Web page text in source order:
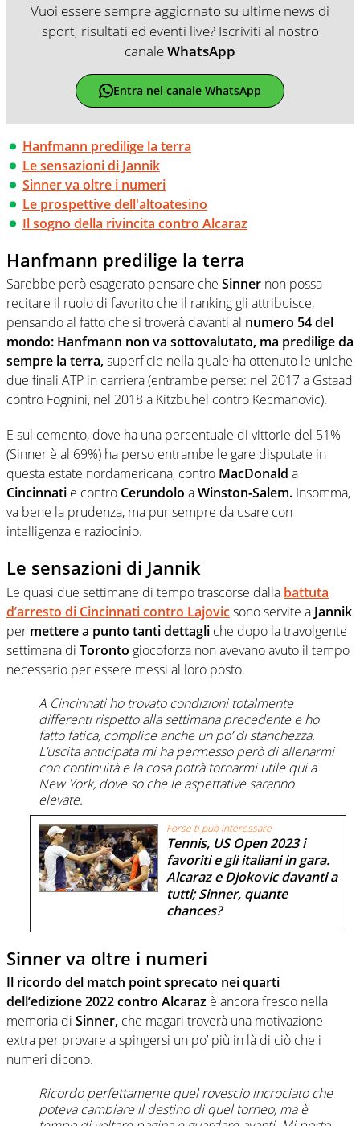
Vuoi essere sempre aggiornato su ultime news di
sport, risultati ed eventi live? Iscriviti al nostro
canaleWhatsApp
Entra nel canale WhatsApp
Hanfmann predilige la terra
Le sensazioni di Jannik
Sinner va oltre i numeri
Le prospettive dell'altoatesino
Il sogno della rivincita contro Alcaraz
Hanfmann predilige la terra
Sarebbe però esagerato pensare che Sinner non possa
recitare il ruolo di favorito che il ranking gli attribuisce,
pensando al fatto che si troverà davanti al numero 54 del
mondo: Hanfmann non va sottovalutato, ma predilige da
sempre la terra,superficie nella quale ha ottenuto le uniche
due finali ATP in carriera (entrambe perse: nel 2017 a Gstaad
contro Fognini, nel 2018 a Kitzbuhel contro Kecmanovic).
E sul cemento, dove ha una percentuale di vittorie del 51%
(Sinner è al 69%) ha perso entrambe le gare disputate in
questa estate nordamericana, contro MacDonald a
Cincinnati e contro Cerundolo aWinston-Salem. Insomma,
va bene la prudenza, ma pur sempre da usare con
intelligenza e raziocinio.
Le sensazioni di Jannik
Le quasi due settimane di tempo trascorse dalla battuta
d’arresto di Cincinnati contro Lajovicsono servite a Jannik
per mettere a punto tanti dettagli che dopo la travolgente
settimana di Toronto giocoforza non avevano avuto il tempo
necessario per essere messi al loro posto.
A Cincinnati ho trovato condizioni totalmente
differenti rispetto alla settimana precedente e ho
fatto fatica, complice anche un po’ di stanchezza.
L’uscita anticipata mi ha permesso però di allenarmi
con continuità e la cosa potrà tornarmi utile qui a
New York, dove so che le aspettative saranno
elevate.
Forse ti può interessare
Tennis, US Open 2023 i
favoriti e gli italiani in gara.
Alcaraz e Djokovic davanti a
tutti; Sinner, quante
chances?
Sinner va oltre i numeri
Il ricordo del match point sprecato nei quarti
dell’edizione 2022 contro Alcaraz è ancora fresco nella
memoria di Sinner, che magari troverà una motivazione
extra per provare a spingersi un po’ più in là di ciò che i
numeri dicono.
Ricordo perfettamente quel rovescio incrociato che
poteva cambiare il destino di quel torneo, ma è